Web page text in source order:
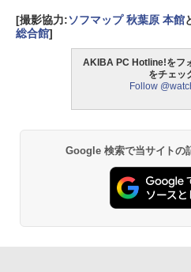
[撮影協力:ソフマップ 秋葉原 本館
総合館]
AKIBA PC Hotline!をフ
をチェッ
Follow
Google 検索で当サイトの